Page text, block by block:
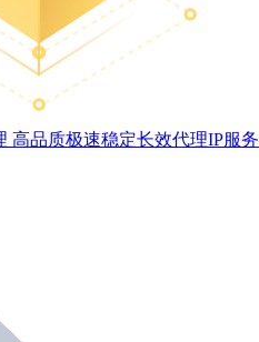
高品质极速稳定长效代理IP服务